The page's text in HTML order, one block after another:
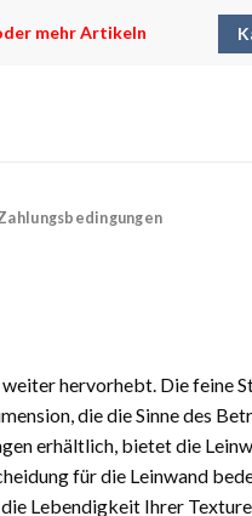
mehr Artikeln
hervorhebt. Die feine
die die Sinne des
erhältlich, bietet die
für die Leinwand
Lebendigkeit Ihrer